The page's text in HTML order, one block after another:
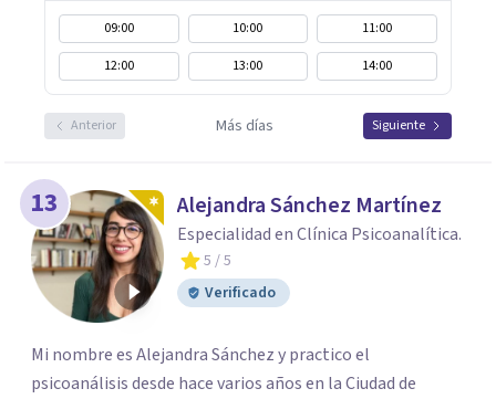
09:00 10:00
11:00
12:00
13:00 14:00
Anterior Más días Siguiente
13 Alejandra Sánchez Martínez
Especialidad en Clínica Psicoanalítica.
5 / 5
Verificado
Mi nombre es Alejandra Sánchez y practico el
psicoanálisis desde hace varios años en la Ciudad de